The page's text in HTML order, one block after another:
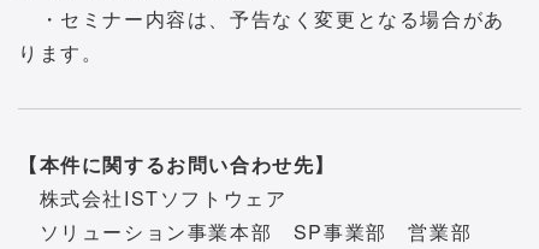
・セミナー内容は、予告なく変更となる場合があ
ります。
【本件に関するお問い合わせ先】
株式会社ISTソフトウェア
ソリューション事業本部 SP事業部 営業部